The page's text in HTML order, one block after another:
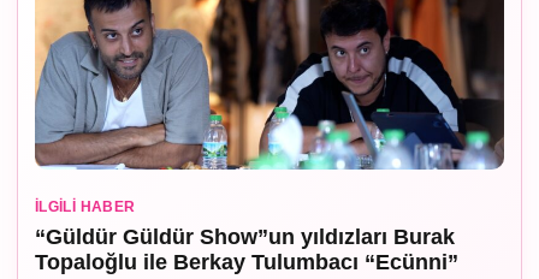
İLGILI HABER
“Güldür Güldür Show”un yıldızları Burak
Topaloğlu ile Berkay Tulumbacı “Ecünni”